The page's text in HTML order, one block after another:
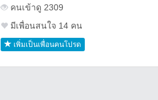
คนเข้าดู 2309
มีเพื่อนสนใจ 14 คน
เพิ่มเป็นเพื่อนคนโปรด